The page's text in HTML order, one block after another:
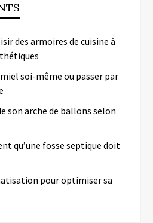
des armoires de cuisine à
soi-même ou passer par
son arche de ballons selon
qu’une fosse septique doit
pour optimiser sa